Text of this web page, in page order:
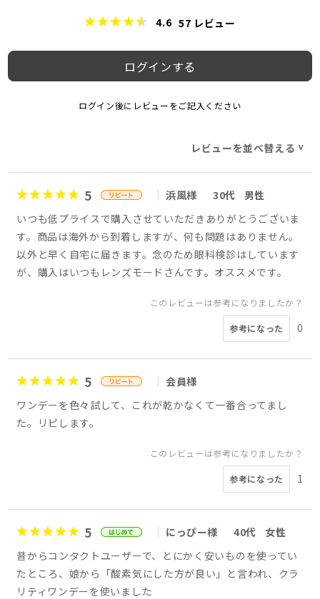
4.6 57 レビュー
ログインする
ログイン後にレビューをご記入ください
レビューを並べ替える >
5 浜風様 30代
男性
いつも低プライスで購入させていただきありがとうございま
す。商品は海外から到着しますが、何も問題はありません。
以外と早く自宅に届きます。念のため眼科検診はしています
が、購入はいつもレンズモードさんです。オススメです。
このレビューは参考になりましたか？
参考になった 0
5
会員様
ワンデーを色々試して、これが乾かなくて一番合ってまし
た。リピします。
このレビューは参考になりましたか？
参考になった 1
5 にっぴー様 40代
女性
昔からコンタクトユーザーで、とにかく安いものを使ってい
たところ、娘から「酸素気にした方が良い」と言われ、クラ
リティワンデーを使いました